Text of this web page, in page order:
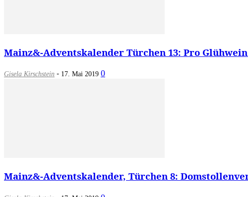
Mainz&-Adventskalender Türchen 13: Pro
Gisela Kirschstein - 17. Mai 2019 0
Mainz&-Adventskalender, Türchen 8: